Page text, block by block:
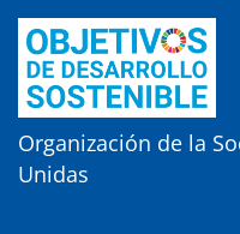
Organización de la
Unidas